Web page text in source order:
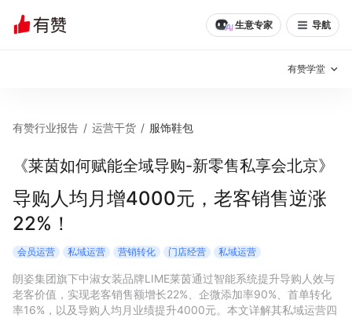
生意专家 导航
有赞学堂
有赞说增长
私域日历 增长方法
有赞说案例拆解 有赞专家说
有赞成功案例
有赞春季发布会 实干家直播间
有赞行业报告 / 运营干货 / 服饰鞋包
《莱茵如何赋能全域导购-新零售私享会北京》
导购人均月增4000元，老客销售逆涨
22%！
会员运营 私域运营 营销转化 门店经营 私域运营
朗姿集团旗下中淑女装品牌LIME莱茵通过智能系统提升导购人效与
老客价值，实现老客销售额增长22%、企微添加率90%、首单转化
率16%，以及导购人均月业绩提升4000元。本文详解其私域运营四